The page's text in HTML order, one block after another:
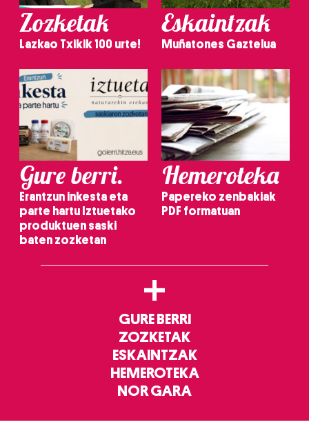
Zozketak
Lazkao Txikik 100 urte!
Eskaintzak
Muñatones Gaztelua
Gure berri.
Erantzun inkesta eta
parte hartu Iztuetako
produktuen saski
baten zozketan
Hemeroteka
Papereko zenbakiak
PDF formatuan
+
GURE BERRI
ZOZKETAK
ESKAINTZAK
HEMEROTEKA
NOR GARA